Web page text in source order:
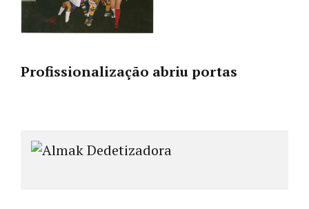
Profissionalização abriu portas